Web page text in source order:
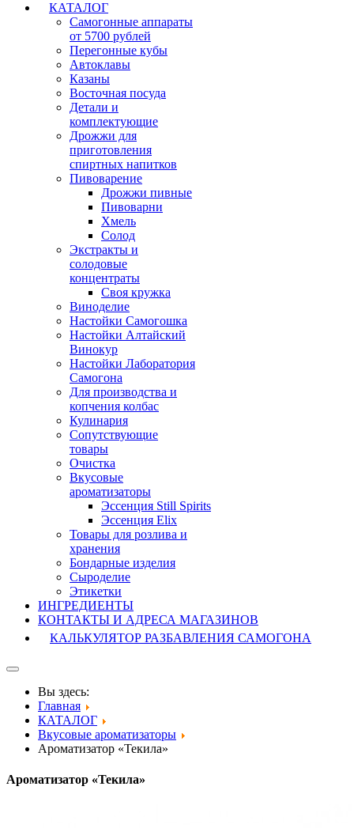
КАТАЛОГ
Самогонные аппараты
от 5700 рублей
Перегонные кубы
Автоклавы
Казаны
Восточная посуда
Детали и
комплектующие
Дрожжи для
приготовления
спиртных напитков
Пивоварение
Дрожжи пивные
Пивоварни
Хмель
Солод
Экстракты и
солодовые
концентраты
Своя кружка
Виноделие
Настойки Самогошка
Настойки Алтайский
Винокур
Настойки Лаборатория
Самогона
Для производства и
копчения колбас
Кулинария
Сопутствующие
товары
Очистка
Вкусовые
ароматизаторы
Эссенция Still Spirits
Эссенция Elix
Товары для розлива и
хранения
Бондарные изделия
Cыроделие
Этикетки
ИНГРЕДИЕНТЫ
КОНТАКТЫ И АДРЕСА МАГАЗИНОВ
КАЛЬКУЛЯТОР РАЗБАВЛЕНИЯ САМОГОНА
Вы здесь:
Главная
КАТАЛОГ
Вкусовые ароматизаторы
Ароматизатор «Текила»
Ароматизатор «Текила»